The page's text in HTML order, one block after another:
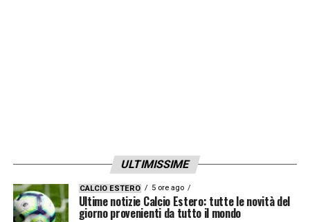
ULTIMISSIME
CALCIO ESTERO 5 ore ago
Ultime notizie Calcio Estero: tutte le novità del
giorno provenienti da tutto il mondo